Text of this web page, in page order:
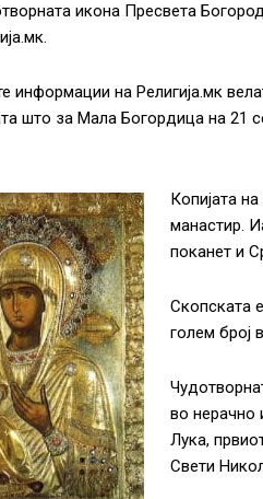
икона Пресвета
информации на Религија.мк
што за Мала Богордица на 21
Копијата
манастир.
поканет и
Скопската
голем број
во нерачно
Лука,
Свети